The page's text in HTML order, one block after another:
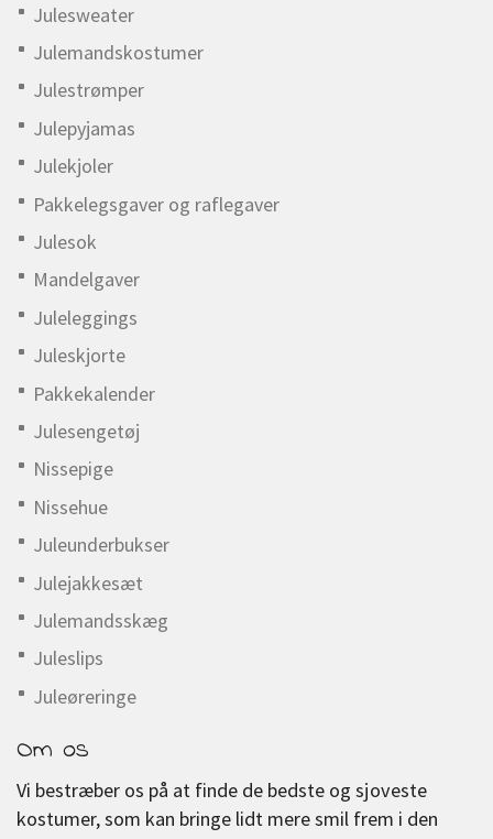
Julesweater
Julemandskostumer
Julestrømper
Julepyjamas
Julekjoler
Pakkelegsgaver og raflegaver
Julesok
Mandelgaver
Juleleggings
Juleskjorte
Pakkekalender
Julesengetøj
Nissepige
Nissehue
Juleunderbukser
Julejakkesæt
Julemandsskæg
Juleslips
Juleøreringe
Om os
Vi bestræber os på at finde de bedste og sjoveste
kostumer, som kan bringe lidt mere smil frem i den